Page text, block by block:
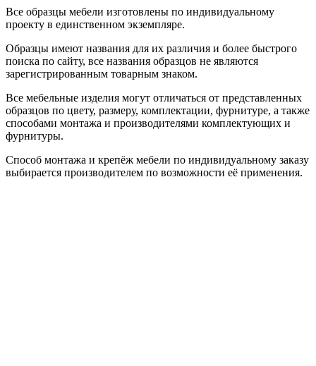
Все образцы мебели изготовлены по индивидуальному
проекту в единственном экземпляре.
Образцы имеют названия для их различия и более быстрого
поиска по сайту, все названия образцов не являются
зарегистрированным товарным знаком.
Все мебельные изделия могут отличаться от представленных
образцов по цвету, размеру, комплектации, фурнитуре, а также
способами монтажа и производителями комплектующих и
фурнитуры.
Способ монтажа и крепёж мебели по индивидуальному заказу
выбирается производителем по возможности её применения.